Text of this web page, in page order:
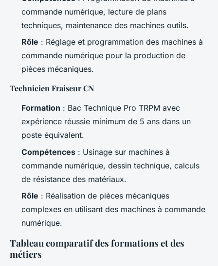
commande numérique, lecture de plans
techniques, maintenance des machines outils.
Rôle : Réglage et programmation des machines à
commande numérique pour la production de
pièces mécaniques.
Technicien Fraiseur CN
Formation : Bac Technique Pro TRPM avec
expérience réussie minimum de 5 ans dans un
poste équivalent.
Compétences : Usinage sur machines à
commande numérique, dessin technique, calculs
de résistance des matériaux.
Rôle : Réalisation de pièces mécaniques
complexes en utilisant des machines à commande
numérique.
Tableau comparatif des formations et des
métiers